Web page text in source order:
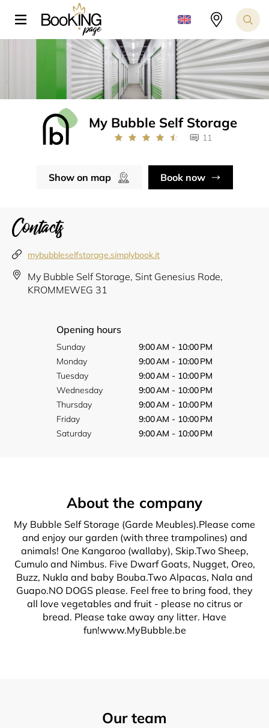
My Bubble Self Storage
11
Show on map Book now
Contacts
mybubbleselfstorage.simplybook.it
My Bubble Self Storage, Sint Genesius Rode,
KROMMEWEG 31
Opening hours
Sunday
9:00 AM - 10:00 PM
Monday
9:00 AM - 10:00 PM
Tuesday
9:00 AM - 10:00 PM
Wednesday
9:00 AM - 10:00 PM
Thursday
9:00 AM - 10:00 PM
Friday
9:00 AM - 10:00 PM
Saturday
9:00 AM - 10:00 PM
About the company
My Bubble Self Storage (Garde Meubles).Please come
and enjoy our garden (with three trampolines) and
animals! One Kangaroo (wallaby), Skip.Two Sheep,
Cumulo and Nimbus. Five Dwarf Goats, Nugget, Oreo,
Buzz, Nukla and baby Bouba.Two Alpacas, Nala and
Guapo.NO DOGS please. Feel free to bring food, they
all love vegetables and fruit - please no citrus or
bread. Please take away any litter. Have
fun!www.MyBubble.be
Our team